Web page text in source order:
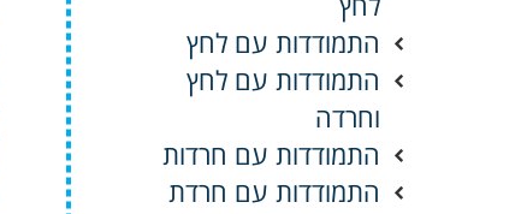
התמודדות עם לחץ
התמודדות עם לחץ
וחרדה
התמודדות עם חרדות
התמודדות עם חרדת